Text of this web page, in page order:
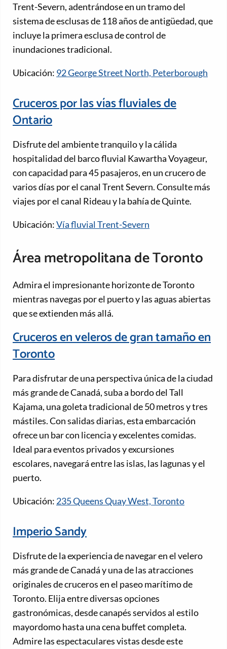
Trent-Severn, adentrándose en un tramo del
sistema de esclusas de 118 años de antigüedad, que
incluye la primera esclusa de control de
inundaciones tradicional.
Ubicación: 92 George Street North, Peterborough
Cruceros por las vías fluviales de
Ontario
Disfrute del ambiente tranquilo y la cálida
hospitalidad del barco fluvial Kawartha Voyageur,
con capacidad para 45 pasajeros, en un crucero de
varios días por el canal Trent Severn. Consulte más
viajes por el canal Rideau y la bahía de Quinte.
Ubicación:Vía fluvial Trent-Severn
Área metropolitana de Toronto
Admira el impresionante horizonte de Toronto
mientras navegas por el puerto y las aguas abiertas
que se extienden más allá.
Cruceros en veleros de gran tamaño en
Toronto
Para disfrutar de una perspectiva única de la ciudad
más grande de Canadá, suba a bordo del Tall
Kajama, una goleta tradicional de 50 metros y tres
mástiles. Con salidas diarias, esta embarcación
ofrece un bar con licencia y excelentes comidas.
Ideal para eventos privados y excursiones
escolares, navegará entre las islas, las lagunas y el
puerto.
Ubicación: 235 Queens Quay West, Toronto
Imperio Sandy
Disfrute de la experiencia de navegar en el velero
más grande de Canadá y una de las atracciones
originales de cruceros en el paseo marítimo de
Toronto. Elija entre diversas opciones
gastronómicas, desde canapés servidos al estilo
mayordomo hasta una cena buffet completa.
Admire las espectaculares vistas desde este